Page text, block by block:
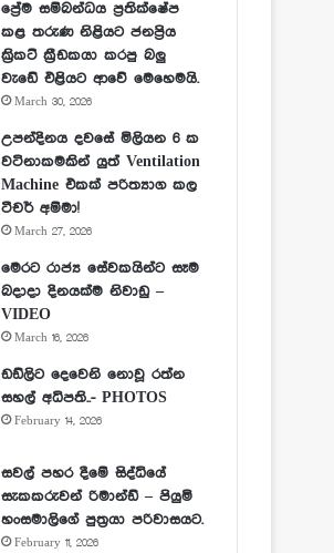
ප්‍රේම සම්බන්ධය ප්‍රතික්ෂේප
කළ තරුණ නිළියට ජනප්‍රිය
ක්‍රිකට් ක්‍රීඩකයා කරපු බලු
වැඩේ එළියට ආවේ මෙහෙමයි.
March 30, 2026
උපන්දිනය දවසේ මිලියන 6 ක
වටිනාකමකින් යුත් Ventilation
Machine එකක් පරිත්‍යාග කල
ටීචර් අම්මා!
March 27, 2026
මෙරට රාජ්‍ය සේවකයින්ට සෑම
බදාදා දිනයක්ම නිවාඩු –
VIDEO
March 16, 2026
ඩඩ්ලිට දෙවෙනි නොවූ රත්න
සහල් අධිපති..- PHOTOS
February 14, 2026
සවල් පහර දීමේ සිද්ධියේ
සැකකරුවන් රිමාන්ඩ් – පියුමි
හංසමාලිගේ පුත්‍රයා පරිවාසයට.
February 11, 2026